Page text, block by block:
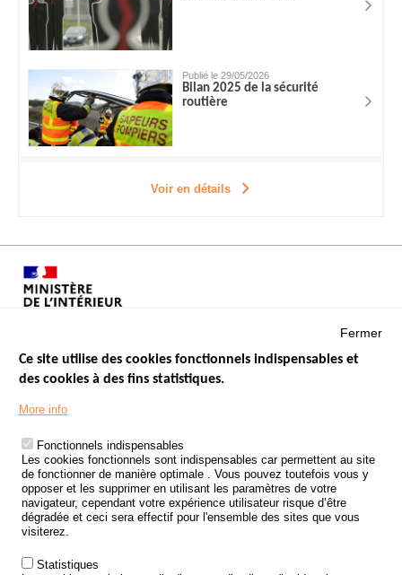
Publié le 29/05/2026
Bilan 2025 de la sécurité
routière
Voir en détails
Menu
Footer
LES SITES PUBLICS
ÉTAT DE L’INSÉCURITÉ ROUTIÈRE
TRAITEMENT DES DONNÉES PERSONNELLES DES ACCIDENTS DE
LA ROUTE
ETUDES ET RECHERCHES
APPEL À PROJETS
POLITIQUE DE SÉCURITÉ ROUTIÈRE
Fermer
Ce site utilise des cookies fonctionnels indispensables et
des cookies à des fins statistiques.
More info
Fonctionnels indispensables
Les cookies fonctionnels sont indispensables car permettent au site
de fonctionner de manière optimale . Vous pouvez toutefois vous y
opposer et les supprimer en utilisant les paramètres de votre
navigateur, cependant votre expérience utilisateur risque d’être
dégradée et ceci sera effectif pour l'ensemble des sites que vous
visiterez.
Statistiques